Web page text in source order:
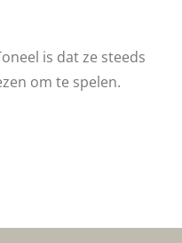
is dat ze steeds
om te spelen.